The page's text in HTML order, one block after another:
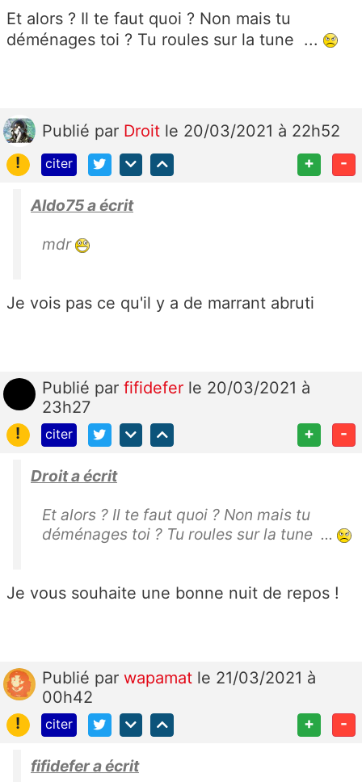
Et alors ? Il te faut quoi ? Non mais tu
déménages toi ? Tu roules sur la tune ...
Publié par Droit le 20/03/2021 à 22h52
!
citer + -
Aldo75 a écrit
mdr
Je vois pas ce qu'il y a de marrant abruti
Publié par fifidefer le 20/03/2021 à
23h27
!
citer + -
Droit a écrit
Et alors ? Il te faut quoi ? Non mais tu
déménages toi ? Tu roules sur la tune ...
Je vous souhaite une bonne nuit de repos !
Publié par wapamat le 21/03/2021 à
00h42
!
citer + -
fifidefer a écrit